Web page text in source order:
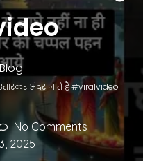
अंदर जाते है #viralvideo
No Comments
2025